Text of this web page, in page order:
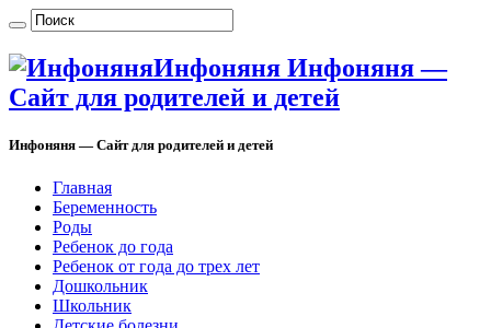
Инфоняня Инфоняня —
Сайт для родителей и детей
Инфоняня — Сайт для родителей и детей
Главная
Беременность
Роды
Ребенок до года
Ребенок от года до трех лет
Дошкольник
Школьник